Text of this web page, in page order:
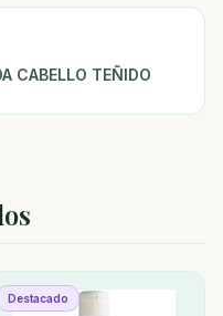
CABELLO TEÑIDO
Destacado